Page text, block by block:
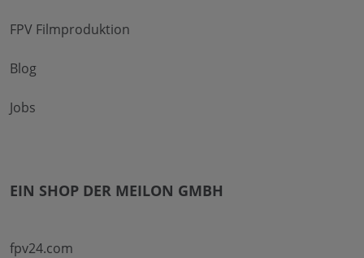
FPV Filmproduktion
Blog
Jobs
EIN SHOP DER MEILON GMBH
fpv24.com